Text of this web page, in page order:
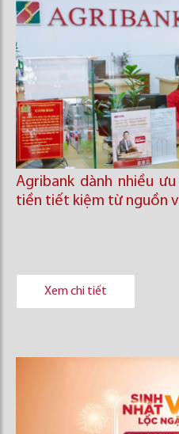
Agribank dành nhiều
tiền tiết kiệm từ nguồn
Xem chi tiết